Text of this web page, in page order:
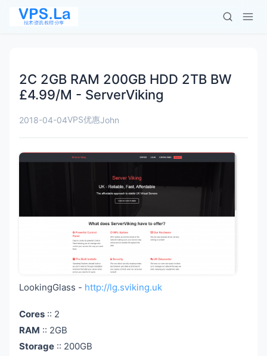
2C 2GB RAM 200GB HDD 2TB BW
£4.99/M - ServerViking
2018-04-04VPS优惠John
LookingGlass - http://lg.sviking.uk
Cores :: 2
RAM :: 2GB
Storage :: 200GB